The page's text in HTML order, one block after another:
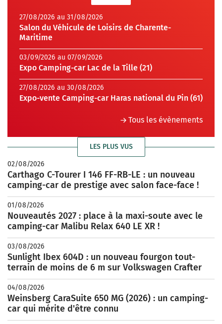
27/08/2026 au 31/08/2026
Salon du Véhicule de Loisirs de Charente-
Maritime
03/09/2026 au 07/09/2026
Expo Camping-car Lac de la Tille (21)
27/08/2026 au 30/08/2026
Expo-vente Camping-car Haras national du Pin (61)
Tous les évènements
LES PLUS VUS
02/08/2026
Carthago C-Tourer I 146 FF-RB-LE : un nouveau
camping-car de prestige avec salon face-face !
01/08/2026
Nouveautés 2027 : place à la maxi-soute avec le
camping-car Malibu Relax 640 LE XR !
03/08/2026
Sunlight Ibex 604D : un nouveau fourgon tout-
terrain de moins de 6 m sur Volkswagen Crafter
04/08/2026
Weinsberg CaraSuite 650 MG (2026) : un camping-
car qui mérite d'être connu